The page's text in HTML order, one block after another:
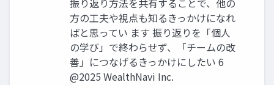
振り返り⽅法を共有することで、他の
⽅の⼯夫や視点も知るきっかけになれ
ばと思ってい ます 振り返りを「個⼈
の学び」で終わらせず、「チームの改
善」につなげるきっかけにしたい 6
@2025 WealthNavi Inc.